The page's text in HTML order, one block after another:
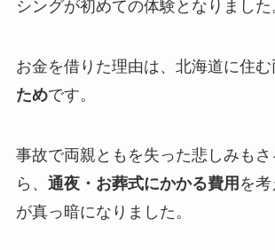
シングが初めての体験となりました
お金を借りた理由は、北海道に住
ためです。
事故で両親ともを失った悲しみも
ら、 通夜・お葬式にかかる費用 を
が真っ暗になりました。